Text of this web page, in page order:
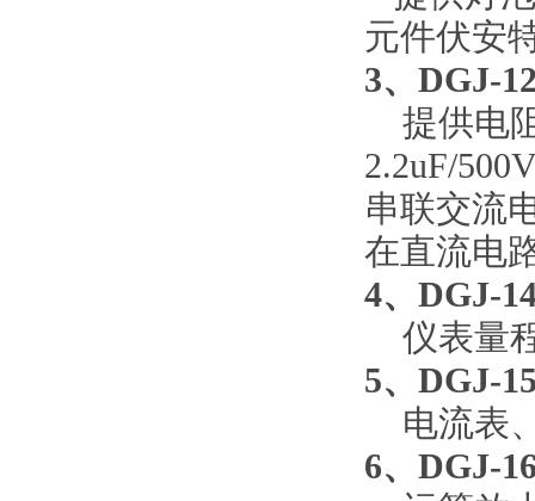
元件伏安
3、DGJ-
提供电
2.2uF/
串联交流
在直流电
4、DGJ-
仪表量
5、DGJ-
电流表
6、DGJ-